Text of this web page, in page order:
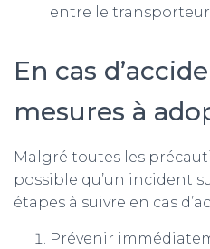
entre le
En cas
mesures à
Malgré toutes les
possible qu’un incident
étapes à suivre en cas
Prévenir